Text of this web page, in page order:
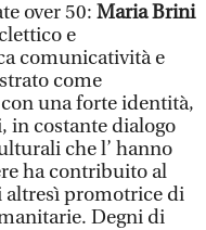
over 50: Maria Brini
e
comunicatività e
come
una forte identità,
in costante dialogo
che l’ hanno
ha contribuito al
altresì promotrice di
Degni di